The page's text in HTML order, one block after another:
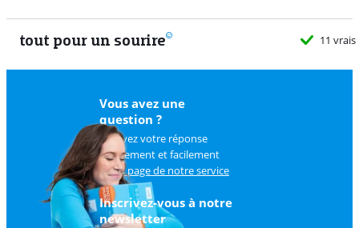
tout pour un sourire 11
Vous avez une
question ?
Trouvez votre réponse
rapidement et facilement
surla page de notre service
client.
Inscrivez-vous à notre
newsletter